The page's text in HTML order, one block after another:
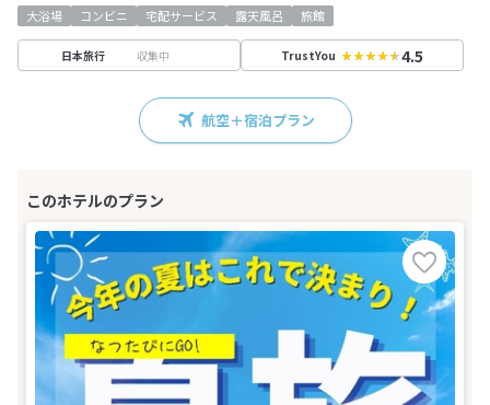
大浴場 コンビニ 宅配サービス 露天風呂 旅館
日本旅行 収集中 TrustYou 4.5
航空＋宿泊プラン